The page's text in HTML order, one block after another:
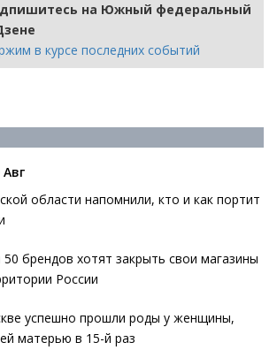
на Южный федеральный
в курсе последних событий
области напомнили, кто и как портит
брендов хотят закрыть свои магазины
России
успешно прошли роды у женщины,
матерью в 15-й раз